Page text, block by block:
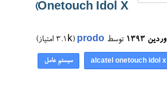
Onetouch Idol X)
توسط prodo
(
3.1k امتیاز)
alcatel onetouch idol x سیستم عامل